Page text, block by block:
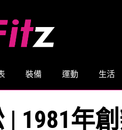
裝備 運動 生活
1981年